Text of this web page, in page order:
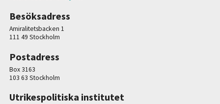
Besöksadress
Amiralitetsbacken 1
111 49 Stockholm
Postadress
Box 3163
103 63 Stockholm
Utrikespolitiska institutet